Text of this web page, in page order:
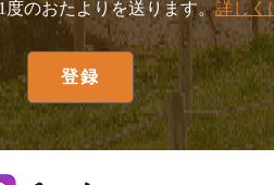
度のおたよりを送ります。詳しく